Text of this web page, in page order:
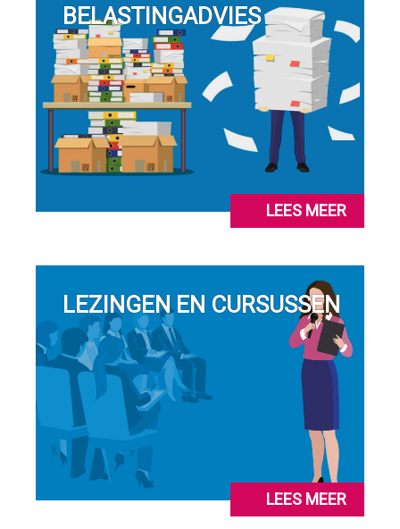
BELASTINGADVIES
LEES MEER
LEZINGEN EN CURSUSSEN
LEES MEER